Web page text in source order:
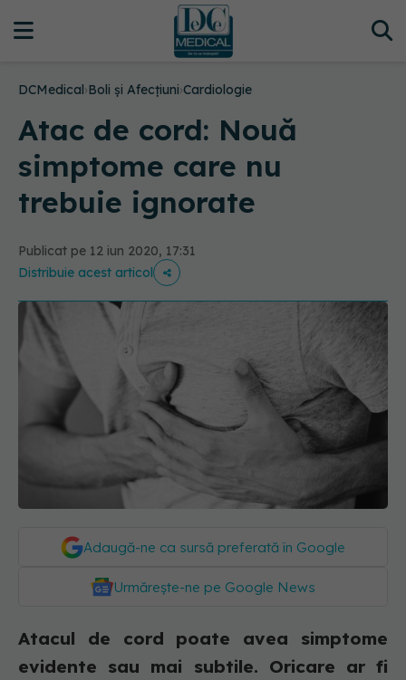
DCMedical›Boli și Afecțiuni›Cardiologie
Atac de cord: Nouă
simptome care nu
trebuie ignorate
Publicat pe 12 iun 2020, 17:31
Distribuie acest articol
Adaugă-ne ca sursă preferată în Google
Urmărește-ne pe Google News
Atacul de cord poate avea simptome
evidente sau mai subtile. Oricare ar fi